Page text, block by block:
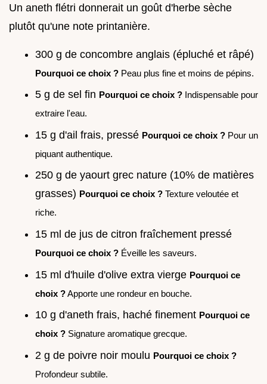
Un aneth flétri donnerait un goût d'herbe sèche
plutôt qu'une note printanière.
300 g de concombre anglais (épluché et râpé)
Pourquoi ce choix ? Peau plus fine et moins de pépins.
5 g de sel fin Pourquoi ce choix ? Indispensable pour
extraire l'eau.
15 g d'ail frais, pressé Pourquoi ce choix ? Pour un
piquant authentique.
250 g de yaourt grec nature (10% de matières
grasses) Pourquoi ce choix ? Texture veloutée et
riche.
15 ml de jus de citron fraîchement pressé
Pourquoi ce choix ? Éveille les saveurs.
15 ml d'huile d'olive extra vierge Pourquoi ce
choix ?Apporte une rondeur en bouche.
10 g d'aneth frais, haché finement Pourquoi ce
choix ? Signature aromatique grecque.
2 g de poivre noir moulu Pourquoi ce choix ?
Profondeur subtile.